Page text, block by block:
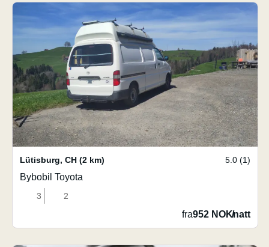
Lütisburg, CH (2 km) 5.0 (1)
Bybobil Toyota
3 2
fra952 NOK/natt